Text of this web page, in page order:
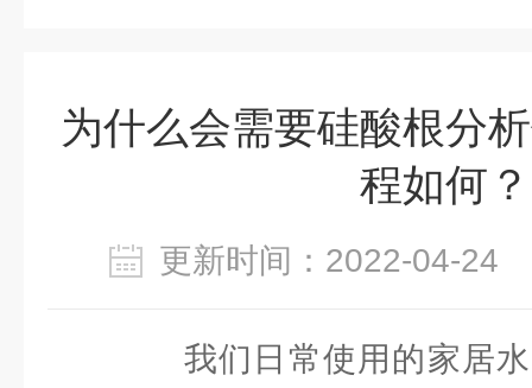
为什么会需要硅酸根分
程如何？
更新时间：2022-04-
我们日常使用的家居水